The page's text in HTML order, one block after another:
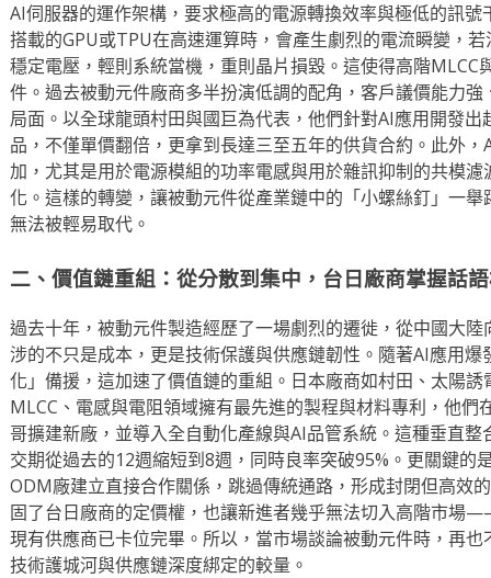
AI伺服器的運作架構，要求極高的電源轉換效率與極低的訊
搭載的GPU或TPU在高速運算時，會產生劇烈的電流瞬變，
穩定電壓，輕則系統當機，重則晶片損毀。這使得高階MLCC
件。過去被動元件廠商多半扮演低調的配角，客戶議價能力
局面。以全球龍頭村田與國巨為代表，他們針對AI應用開發
品，不僅單價翻倍，更拿到長達三至五年的供貨合約。此外
加，尤其是用於電源模組的功率電感與用於雜訊抑制的共模
化。這樣的轉變，讓被動元件從產業鏈中的「小螺絲釘」一
無法被輕易取代。
二、價值鏈重組：從分散到集中，台日廠商掌握話
過去十年，被動元件製造經歷了一場劇烈的遷徙，從中國大
涉的不只是成本，更是技術保護與供應鏈韌性。隨著AI應用
化」備援，這加速了價值鏈的重組。日本廠商如村田、太陽
MLCC、電感與電阻領域擁有最先進的製程與材料專利，他們
哥擴建新廠，並導入全自動化產線與AI品管系統。這種垂直
交期從過去的12週縮短到8週，同時良率突破95%。更關鍵的
ODM廠建立直接合作關係，跳過傳統通路，形成封閉但高效
固了台日廠商的定價權，也讓新進者幾乎無法切入高階市場
現有供應商已卡位完畢。所以，當市場談論被動元件時，再
技術護城河與供應鏈深度綁定的較量。